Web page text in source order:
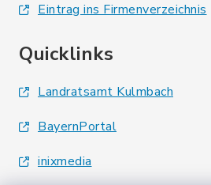
Eintrag ins Firmenverzeichnis
Quicklinks
Landratsamt Kulmbach
BayernPortal
inixmedia